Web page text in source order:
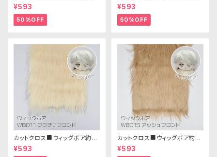
m(ひよこイエロー)WB009ボア
生地 25cm × 45cm
¥593
50%OFF
m(ピンクベージュ)WB002ボア
生地 25cm × 45cm
¥593
50%OFF
カットクロス■ウィッグボア約8c
m(プラチナブロンド)WB011 ボ
ア生地 25cm × 45cm
¥593
カットクロス■ウィッグボア約8c
m(アッシュブロンド)WB015 ボ
ア生地 25cm × 45cm
¥593